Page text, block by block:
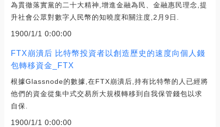
為貫徹落實黨的二十大精神,增進金融為民、金融惠民理念,提
升社會公眾對數字人民幣的知曉度和關注度,2月9日.
1900/1/1 0:00:00
FTX崩潰后 比特幣投資者以創造歷史的速度向個人錢
包轉移資金_FTX
根據Glassnode的數據,在FTX崩潰后,持有比特幣的人已經將
他們的資金從集中式交易所大規模轉移到自我保管錢包以求
自保.
1900/1/1 0:00:00